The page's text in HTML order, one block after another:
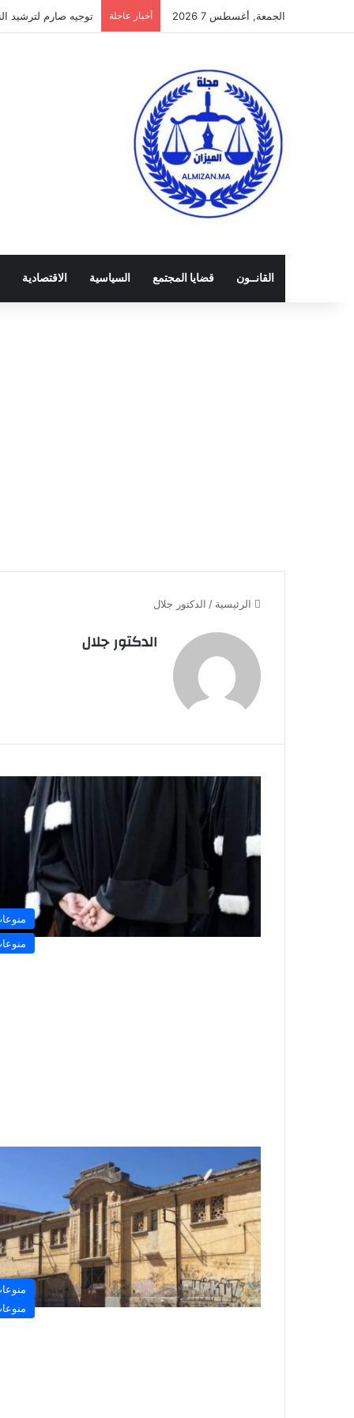
الجمعة, أغسطس 7 2026 أخبار عاجلة توجيه صارم لترشيد
القانــون قضايا المجتمع السياسية الاقتصادية
الرئيسية / الدكتور جلال
الدكتور جلال